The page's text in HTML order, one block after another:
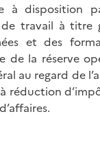
à disposition
de travail à
et des
de la réserve
au regard de
réduction